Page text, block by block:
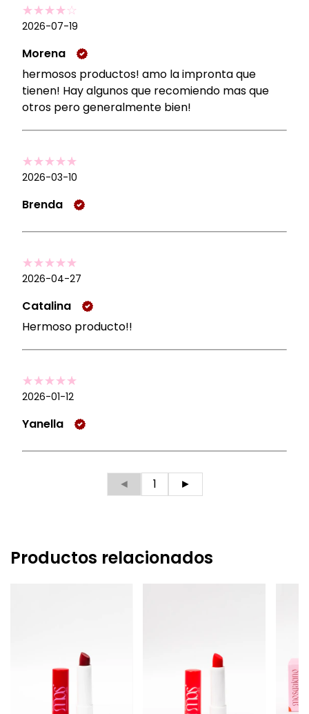
2026-07-19
Morena
hermosos productos! amo la impronta que
tienen! Hay algunos que recomiendo mas que
otros pero generalmente bien!
2026-03-10
Brenda
2026-04-27
Catalina
Hermoso producto!!
2026-01-12
Yanella
◄ 1 ►
Productos relacionados